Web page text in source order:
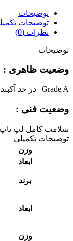
توضیحات
توضیحات
نظرات (0)
توضیحات
وضعیت ظاهری :
Grade A | در حد آکبند | بدون خط و خش و آسیب فیزیکی
وضعیت فنی :
سلامت کامل لپ تاپ پس
توضیحات تکمیلی
وزن
ابعاد
برند
ابعاد
وزن